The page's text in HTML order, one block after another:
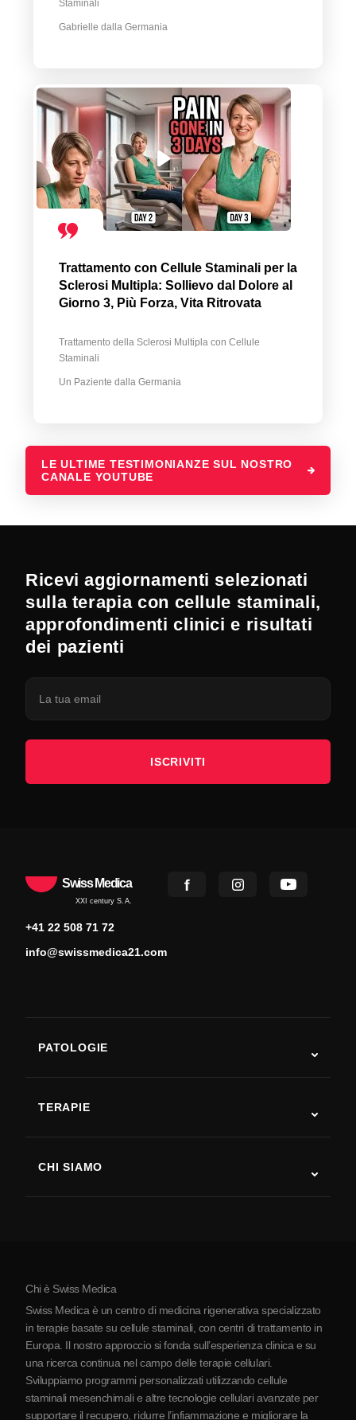
Staminali
Gabrielle dalla Germania
Trattamento con Cellule Staminali per la
Sclerosi Multipla: Sollievo dal Dolore al
Giorno 3, Più Forza, Vita Ritrovata
Trattamento della Sclerosi Multipla con Cellule
Staminali
Un Paziente dalla Germania
LE ULTIME TESTIMONIANZE SUL NOSTRO
CANALE YOUTUBE
Ricevi aggiornamenti selezionati
sulla terapia con cellule staminali,
approfondimenti clinici e risultati
dei pazienti
ISCRIVITI
Swiss Medica
XXI century S.A.
+41 22 508 71 72
info@swissmedica21.com
PATOLOGIE
Malattia di Parkinson
Artrite
TERAPIE
CHI SIAMO
La Serbia
Partnership
Chi è Swiss Medica
Swiss Medica è un centro di medicina rigenerativa specializzato
in terapie basate su cellule staminali, con centri di trattamento in
Europa. Il nostro approccio si fonda sull’esperienza clinica e su
una ricerca continua nel campo delle terapie cellulari.
Sviluppiamo programmi personalizzati utilizzando cellule
staminali mesenchimali e altre tecnologie cellulari avanzate per
supportare il recupero, ridurre l’infiammazione e migliorare la